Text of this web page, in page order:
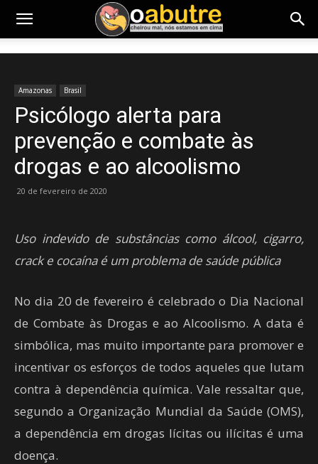
Amazonas Brasil
Psicólogo alerta para
prevenção e combate às
drogas e ao alcoolismo
20 de fevereiro de 2020
Uso indevido de substâncias como álcool, cigarro,
crack e cocaína é um problema de saúde pública
No dia 20 de fevereiro é celebrado o Dia Nacional
de Combate às Drogas e ao Alcoolismo. A data é
simbólica, mas muito importante para promover e
incentivar os esforços de todos aqueles que lutam
contra à dependência química. Vale ressaltar que,
segundo a Organização Mundial da Saúde (OMS),
a dependência em drogas lícitas ou ilícitas é uma
doença.